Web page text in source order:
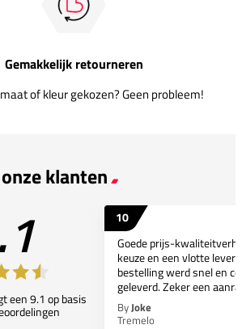
Gemakkelijk retourneren
of kleur gekozen? Geen probleem!
klanten
een 9.1 op basis
10
Goede prijs-
keuze en een vlotte
bestelling werd snel en
geleverd. Zeker een
ByJoke
Tremelo